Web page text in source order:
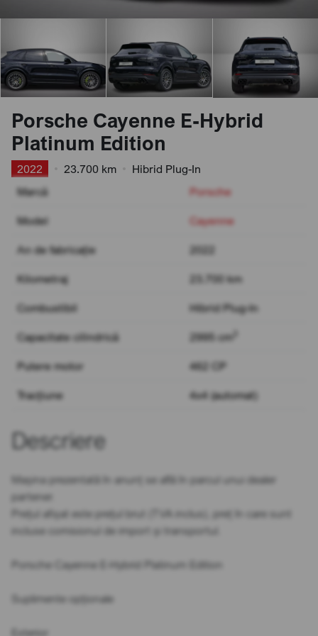
Porsche Cayenne E-Hybrid
Platinum Edition
2022 23.700 km
Hibrid Plug-In
Marcă
Porsche
Model Cayenne
An de fabricație 2022
Kilometraj 23.700 km
Combustibil Hibrid Plug-In
Capacitate cilindrică 2995 cm
Putere motor 462 CP
Tracțiune 4x4 (automat)
Descriere
Mașina prezentată în anunț se află în parcul unui dealer
partener.
Prețul afișat este prețul brut (TVA inclus), preț în care sunt
incluse comisionul de import și transportul.
Porsche Cayenne E-Hybrid Platinum Edition
Suplimente opționale
Exterior